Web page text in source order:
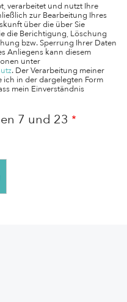
verarbeitet und nutzt Ihre
zur Bearbeitung Ihres
über die über Sie
die Berichtigung, Löschung
bzw. Sperrung Ihrer Daten
Anliegens kann diesem
unter
. Der Verarbeitung meiner
in der dargelegten Form
mein Einverständnis
7 und 23